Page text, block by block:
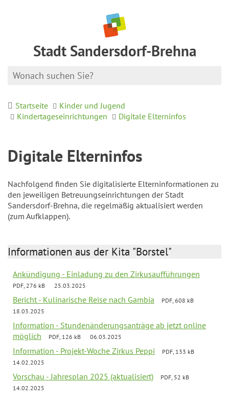
Stadt Sandersdorf-Brehna
Startseite
Kinder und Jugend
Kindertageseinrichtungen
Digitale Elterninfos
Digitale Elterninfos
Nachfolgend finden Sie digitalisierte Elterninformationen zu
den jeweiligen Betreuungseinrichtungen der Stadt
Sandersdorf-Brehna, die regelmäßig aktualisiert werden
(zum Aufklappen).
Informationen aus der Kita "Borstel"
Ankündigung - Einladung zu den Zirkusaufführungen
PDF, 276 kB 25.03.2025
Bericht - Kulinarische Reise nach Gambia
PDF, 608 kB
18.03.2025
Information - Stundenänderungsanträge ab jetzt online
möglich
PDF, 126 kB 06.03.2025
Information - Projekt-Woche Zirkus Peppi
PDF, 133 kB
14.02.2025
Vorschau - Jahresplan 2025 (aktualisiert)
PDF, 52 kB
14.02.2025